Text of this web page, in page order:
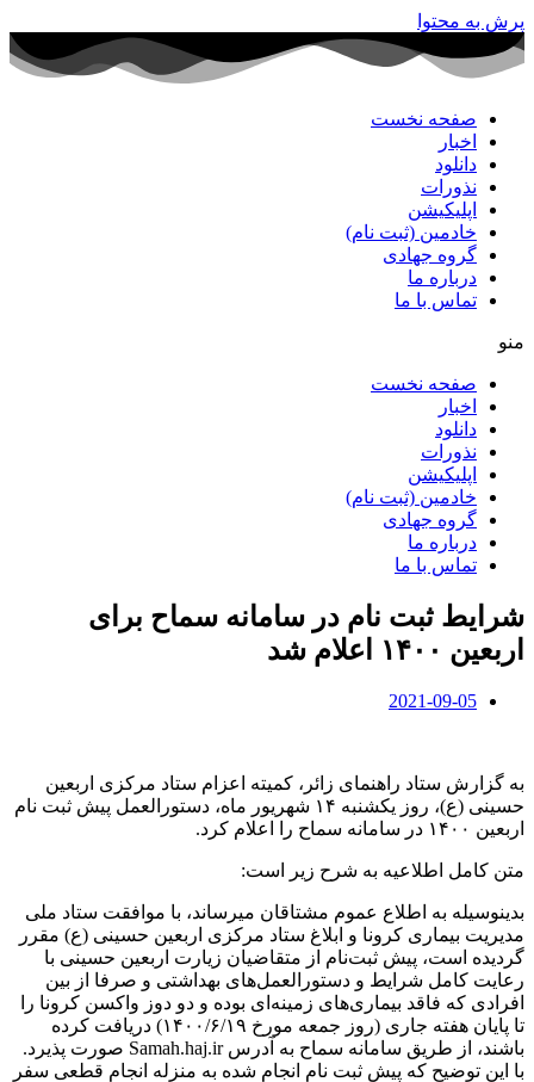
پرش به محتوا
صفحه نخست
اخبار
دانلود
نذورات
اپلیکیشن
خادمین (ثبت نام)
گروه جهادی
درباره ما
تماس با ما
منو
صفحه نخست
اخبار
دانلود
نذورات
اپلیکیشن
خادمین (ثبت نام)
گروه جهادی
درباره ما
تماس با ما
شرایط ثبت نام در سامانه سماح برای
اربعین ۱۴۰۰ اعلام شد
2021-09-05
به گزارش ستاد راهنمای زائر، کمیته اعزام ستاد مرکزی اربعین
حسینی (ع)، روز یکشنبه ۱۴ شهریور ماه، دستورالعمل پیش ثبت نام
اربعین ۱۴۰۰ در سامانه سماح را اعلام کرد.
متن کامل اطلاعیه به شرح زیر است:
بدینوسیله به اطلاع عموم مشتاقان میرساند، با موافقت ستاد ملی
مدیریت بیماری کرونا و ابلاغ ستاد مرکزی اربعین حسینی (ع) مقرر
گردیده است، پیش ثبت‌نام از متقاضیان زیارت اربعین حسینی با
رعایت کامل شرایط و دستورالعمل‌های بهداشتی و صرفا از بین
افرادی که فاقد بیماری‌های زمینه‌ای بوده و دو دوز واکسن کرونا را
تا پایان هفته جاری (روز جمعه مورخ ۱۴۰۰/۶/۱۹) دریافت کرده
باشند، از طریق سامانه سماح به آدرس Samah.haj.ir صورت پذیرد.
با این توضیح که پیش ثبت نام انجام شده به منزله انجام قطعی سفر